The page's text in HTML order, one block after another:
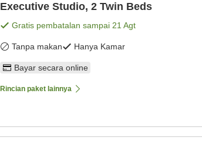
Executive Studio, 2 Twin Beds
Gratis pembatalan sampai 21 Agt
Tanpa makan Hanya Kamar
Bayar secara online
Rincian paket lainnya